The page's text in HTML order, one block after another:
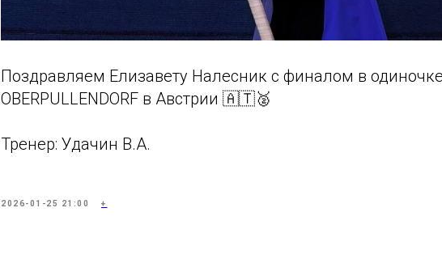
Поздравляем Елизавету Налесник с финалом в
OBERPULLENDORF в Австрии 🇦🇹🥈
Тренер: Удачин В.А.
2026-01-25 21:00 +